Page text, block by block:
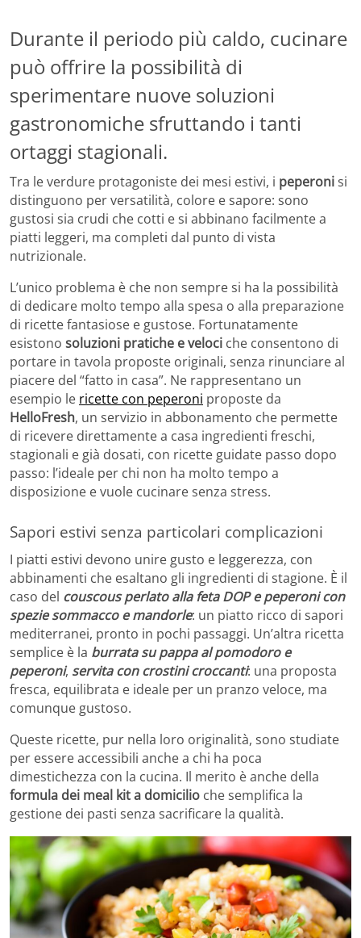
Durante il periodo più caldo, cucinare
può offrire la possibilità di
sperimentare nuove soluzioni
gastronomiche sfruttando i tanti
ortaggi stagionali.
Tra le verdure protagoniste dei mesi estivi, i peperonisi
distinguono per versatilità, colore e sapore: sono
gustosi sia crudi che cotti e si abbinano facilmente a
piatti leggeri, ma completi dal punto di vista
nutrizionale.
L’unico problema è che non sempre si ha la possibilità
di dedicare molto tempo alla spesa o alla preparazione
di ricette fantasiose e gustose. Fortunatamente
esistono soluzioni pratiche e veloci che consentono di
portare in tavola proposte originali, senza rinunciare al
piacere del “fatto in casa”. Ne rappresentano un
esempio le ricette con peperoni proposte da
HelloFresh, un servizio in abbonamento che permette
di ricevere direttamente a casa ingredienti freschi,
stagionali e già dosati, con ricette guidate passo dopo
passo: l’ideale per chi non ha molto tempo a
disposizione e vuole cucinare senza stress.
Sapori estivi senza particolari complicazioni
I piatti estivi devono unire gusto e leggerezza, con
abbinamenti che esaltano gli ingredienti di stagione. È il
caso del couscous perlato alla feta DOP e peperoni con
spezie sommacco e mandorle: un piatto ricco di sapori
mediterranei, pronto in pochi passaggi. Un’altra ricetta
semplice è la burrata su pappa al pomodoro e
peperoni, servita con crostini croccanti: una proposta
fresca, equilibrata e ideale per un pranzo veloce, ma
comunque gustoso.
Queste ricette, pur nella loro originalità, sono studiate
per essere accessibili anche a chi ha poca
dimestichezza con la cucina. Il merito è anche della
formula dei meal kit a domicilio che semplifica la
gestione dei pasti senza sacrificare la qualità.